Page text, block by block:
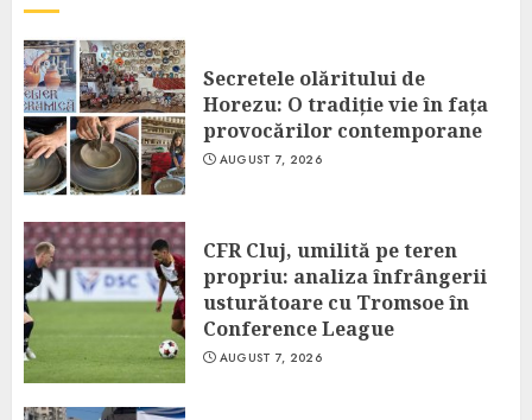
Secretele olăritului de
Horezu: O tradiție vie în fața
provocărilor contemporane
AUGUST 7, 2026
CFR Cluj, umilită pe teren
propriu: analiza înfrângerii
usturătoare cu Tromsoe în
Conference League
AUGUST 7, 2026